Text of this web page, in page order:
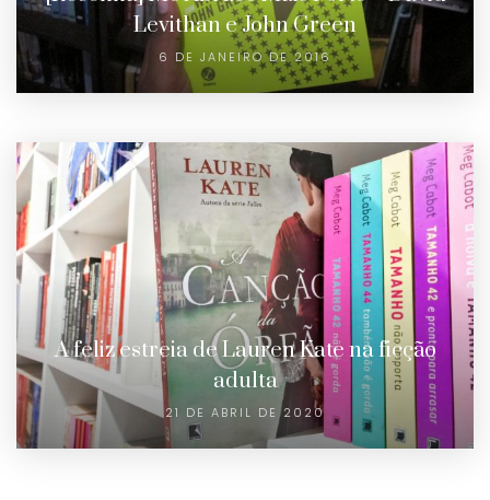
Levithan e John Green
6 DE JANEIRO DE 2016
A feliz estreia de Lauren Kate na ficção
adulta
21 DE ABRIL DE 2020